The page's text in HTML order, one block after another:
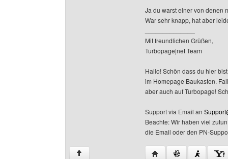
Ja du warst einer von denen
War sehr knapp, hat aber
Mit freundlichen Grüßen,
Turbopage|net Team
Hallo! Schön dass du hier
im Homepage Baukasten.
aber auch auf Turbopage!
Support via Email an
Beachte: Wir haben viel
die Email oder den PN-
↑ Website dieses